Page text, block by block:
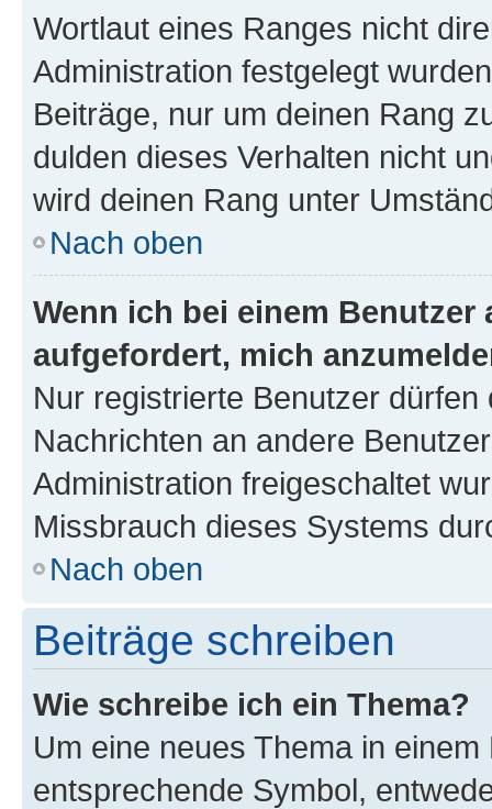
Wortlaut eines Ranges nicht
Administration festgelegt
Beiträge, nur um deinen Rang
dulden dieses Verhalten nicht
wird deinen Rang unter
Nach oben
Wenn ich bei einem
aufgefordert, mich
Nur registrierte Benutzer
Nachrichten an andere
Administration freigeschaltet
Missbrauch dieses Systems
Nach oben
Beiträge schreiben
Wie schreibe ich ein Thema?
Um eine neues Thema in
entsprechende Symbol,